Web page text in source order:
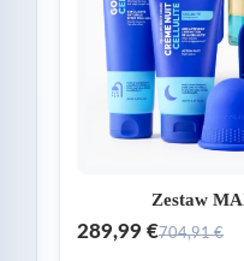
Zestaw
289,99 €704,91 €